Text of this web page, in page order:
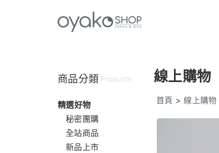
商品分類 Products
精選好物
秘密團購
全站商品
新品上市
線上購物
首頁 >線上購物